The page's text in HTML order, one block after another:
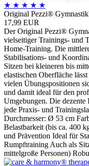
★ ★ ★ ★ ★
Original Pezzi®
17,99 EUR
Der Original Pezzi®
vielseitiger Trainings- und
Home-Training. Die
Stabilisations- und
Sitzen bei kleineren bis
elastischen Oberfläche
vielen Übungspositionen
und damit ideal für den
Umgebungen. Die dezente
jede Praxis- und
Durchmesser: Ø 53 cm
Belastbarkeit (bis ca. 400
und Prävention Ideal für
Rumpftraining Auch als
mittelgroße Personen)